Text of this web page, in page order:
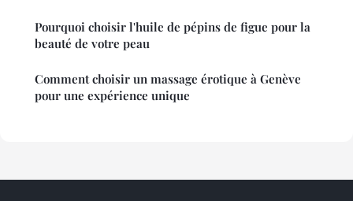
Pourquoi choisir l'huile de pépins de figue pour la
beauté de votre peau
Comment choisir un massage érotique à Genève
pour une expérience unique